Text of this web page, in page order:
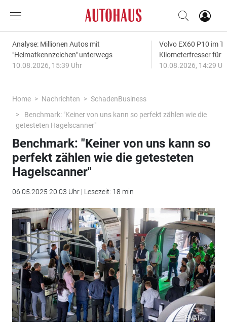
Analyse: Millionen Autos mit
"Heimatkennzeichen" unterwegs
10.08.2026, 15:39 Uhr
Volvo EX60 P10 im
Kilometerfresser für
10.08.2026, 14:29
Home Nachrichten
SchadenBusiness
Benchmark: "Keiner von uns kann so perfekt zählen wie die
getesteten Hagelscanner"
Benchmark: "Keiner von uns kann so
perfekt zählen wie die getesteten
Hagelscanner"
06.05.2025 20:03 Uhr | Lesezeit: 18 min